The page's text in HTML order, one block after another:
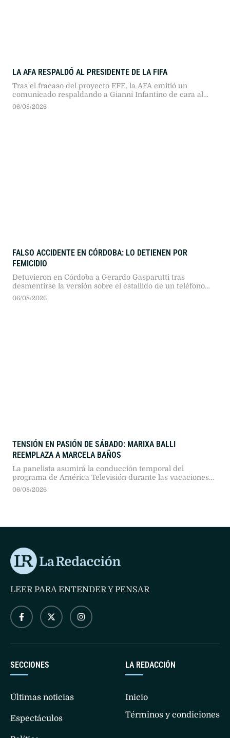
LA AFA RESPALDÓ AL PRESIDENTE DE LA FIFA
Tras el fracaso del proyecto FFE, la AFA emitió un
comunicado respaldando a Gianni Infantino de cara al
Congreso FIFA 2027 en Marruecos, destacando su
06/08/2026
FALSO ACCIDENTE EN CÓRDOBA: LO DETIENEN POR
FEMICIDIO
Detuvieron en Córdoba a Gerardo Gasparutti tras
desmentirse la versión sobre el estallido de un teléfono
móvil en su automóvil. La fiscalía lo imputó por el
06/08/2026
TENSIÓN EN PASIÓN DE SÁBADO: MARIXA BALLI
REEMPLAZA A MARCELA BAÑOS
La panelista asumirá la conducción temporal del
programa de América Televisión durante las vacaciones
de la conductora titular, tras un acuerdo entre señales y
06/08/2026
LA REDACCIÓN
Inicio
Términos y condiciones
SECCIONES
Últimas noticias
Espectáculos
LEER PARA ENTENDER Y PENSAR